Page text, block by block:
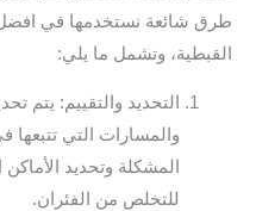
طرق شائعة نستخدمها في
القبطية، وتشمل ما يلي:
التحديد والتقييم: يتم
والمسارات التي
المشكلة وتحديد
للتخلص من الفئران.